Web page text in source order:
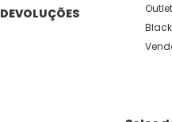
DEVOLUÇÕES
Outlet